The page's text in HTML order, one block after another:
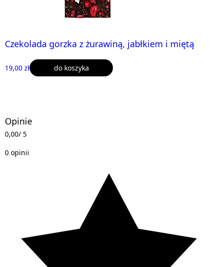
Czekolada gorzka z żurawiną, jabłkiem i miętą
19,00 zł do koszyka
Opinie
0,00/ 5
0 opinii